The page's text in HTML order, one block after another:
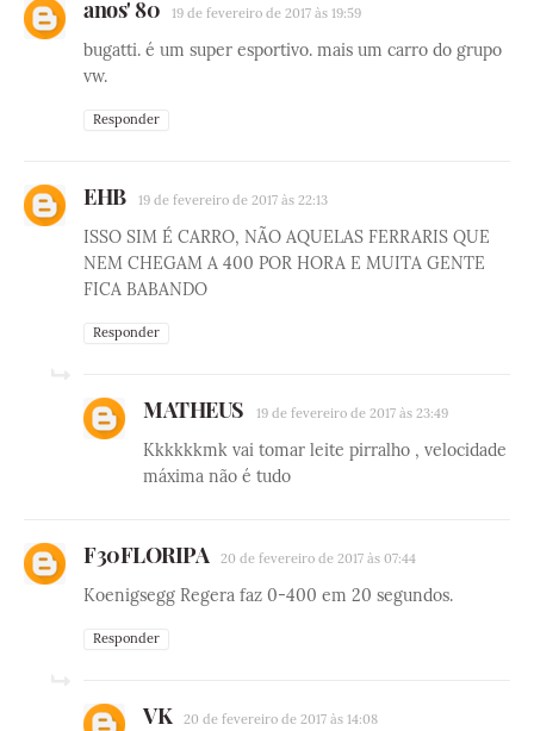
anos' 80 19 de fevereiro de 2017 às 19:59
bugatti. é um super esportivo. mais um carro do grupo
vw.
Responder
EHB 19 de fevereiro de 2017 às 22:13
ISSO SIM É CARRO, NÃO AQUELAS FERRARIS QUE
NEM CHEGAM A 400 POR HORA E MUITA GENTE
FICA BABANDO
Responder
MATHEUS 19 de fevereiro de 2017 às 23:49
Kkkkkkmk vai tomar leite pirralho , velocidade
máxima não é tudo
F30FLORIPA 20 de fevereiro de 2017 às 07:44
Koenigsegg Regera faz 0-400 em 20 segundos.
Responder
VK 20 de fevereiro de 2017 às 14:08